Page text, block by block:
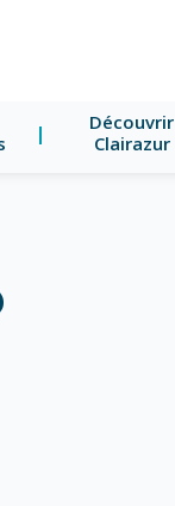
Découvrir
Clairazur